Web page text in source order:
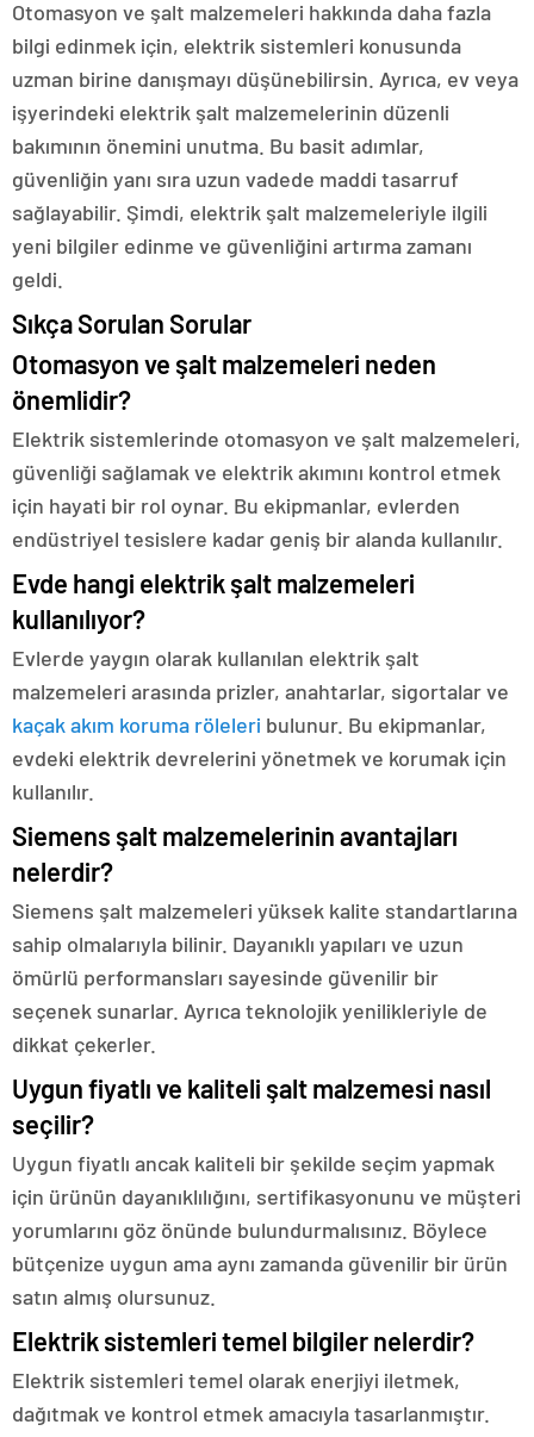
Otomasyon ve şalt malzemeleri hakkında daha fazla
bilgi edinmek için, elektrik sistemleri konusunda
uzman birine danışmayı düşünebilirsin. Ayrıca, ev veya
işyerindeki elektrik şalt malzemelerinin düzenli
bakımının önemini unutma. Bu basit adımlar,
güvenliğin yanı sıra uzun vadede maddi tasarruf
sağlayabilir. Şimdi, elektrik şalt malzemeleriyle ilgili
yeni bilgiler edinme ve güvenliğini artırma zamanı
geldi.
Sıkça Sorulan Sorular
Otomasyon ve şalt malzemeleri neden
önemlidir?
Elektrik sistemlerinde otomasyon ve şalt malzemeleri,
güvenliği sağlamak ve elektrik akımını kontrol etmek
için hayati bir rol oynar. Bu ekipmanlar, evlerden
endüstriyel tesislere kadar geniş bir alanda kullanılır.
Evde hangi elektrik şalt malzemeleri
kullanılıyor?
Evlerde yaygın olarak kullanılan elektrik şalt
malzemeleri arasında prizler, anahtarlar, sigortalar ve
kaçak akım koruma röleleri bulunur. Bu ekipmanlar,
evdeki elektrik devrelerini yönetmek ve korumak için
kullanılır.
Siemens şalt malzemelerinin avantajları
nelerdir?
Siemens şalt malzemeleri yüksek kalite standartlarına
sahip olmalarıyla bilinir. Dayanıklı yapıları ve uzun
ömürlü performansları sayesinde güvenilir bir
seçenek sunarlar. Ayrıca teknolojik yenilikleriyle de
dikkat çekerler.
Uygun fiyatlı ve kaliteli şalt malzemesi nasıl
seçilir?
Uygun fiyatlı ancak kaliteli bir şekilde seçim yapmak
için ürünün dayanıklılığını, sertifikasyonunu ve müşteri
yorumlarını göz önünde bulundurmalısınız. Böylece
bütçenize uygun ama aynı zamanda güvenilir bir ürün
satın almış olursunuz.
Elektrik sistemleri temel bilgiler nelerdir?
Elektrik sistemleri temel olarak enerjiyi iletmek,
dağıtmak ve kontrol etmek amacıyla tasarlanmıştır.